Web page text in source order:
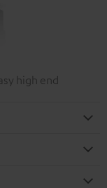
high end